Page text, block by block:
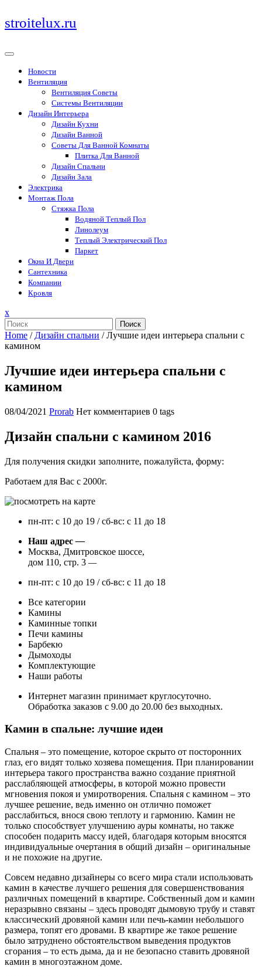
Перейти
к
stroitelux.ru
Новости
Вентиляция
Вентиляция Советы
Системы Вентиляции
Дизайн Интерьера
Дизайн Кухни
Дизайн Ванной
Советы Для Ванной Комнаты
Плитка Для Ванной
Дизайн Спальни
Дизайн Зала
Электрика
Монтаж Пола
Стяжка Пола
Водяной Теплый Пол
Линолеум
Теплый Электрический Пол
Паркет
Окна И Двери
Сантехника
Компании
Кровля
xЗакрыть
меню
Поиск
Home / Дизайн спальни /Лучшие идеи интерьера спальни с
камином
Лучшие идеи интерьера спальни с
камином
08/04/2021 Prorab Нет комментариев 0 tags
Дизайн спальни с камином 2016
Для получения скидки заполните, пожалуйста, форму:
Работаем для Вас с 2000г.
пн-пт: с 10 до 19 / сб-вс: с 11 до 18
Наш адрес—
Москва, Дмитровское шоссе,
дом 110, стр. 3 —
пн-пт: с 10 до 19 / сб-вс: с 11 до 18
Все категории
Камины
Каминные топки
Печи камины
Барбекю
Дымоходы
Комплектующие
Наши работы
Интернет магазин принимает круглосуточно.
Обработка заказов с 9.00 до 20.00 без выходных.
Камин в спальне: лучшие идеи
Спальня – это помещение, которое скрыто от посторонних
глаз, его видят только хозяева помещения. При планировании
интерьера такого пространства важно создание приятной
расслабляющей атмосферы, в которой можно провести
мгновения покоя и умиротворения. Спальня с камином – это
лучшее решение, ведь именно он отлично поможет
расслабиться, внося свою теплоту и гармонию. Камин не
только способствует улучшению ауры комнаты, но также
способен подарить массу идей, благодаря которым вносятся
индивидуальные очертания в общий дизайн – оригинальные
и не похожие на другие.
Совсем недавно дизайнеры со всего мира стали использовать
камин в качестве лучшего решения для совершенствования
различных помещений в квартире. Собственный дом и камин
неразрывно связаны – здесь проводят дымовую трубу и ставят
классический дровяной камин или печь-камин небольшого
размера, топят его дровами. В квартире же такое решение
было затруднено обстоятельством выведения продуктов
сгорания – то есть дыма, да и не безопасно ставить дровяной
камин в многоэтажном доме.